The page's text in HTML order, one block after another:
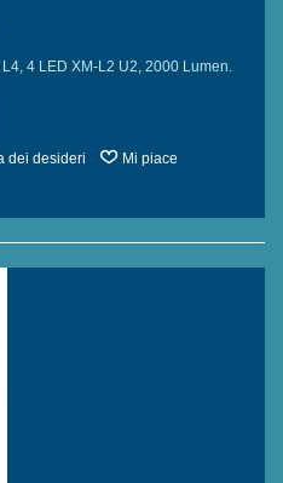
4 LED XM-L2 U2, 2000 Lumen.
dei desideri
Mi piace